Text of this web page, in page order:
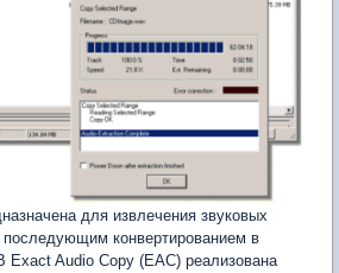
для извлечения звуковых
конвертированием в
Audio Copy (EAC) реализована